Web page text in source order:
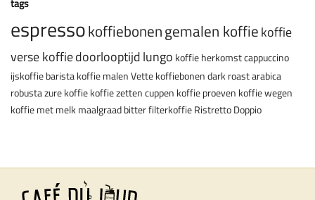
espressokoffiebonengemalen koffiekoffie
verse koffiedoorlooptijdlungo koffie herkomstcappuccino
ijskoffiebaristakoffie malenVette koffiebonendark roastarabica
robustazure koffiekoffie zettencuppen koffie proeven koffie wegen
koffie met melkmaalgraadbitterfilterkoffieRistrettoDoppio